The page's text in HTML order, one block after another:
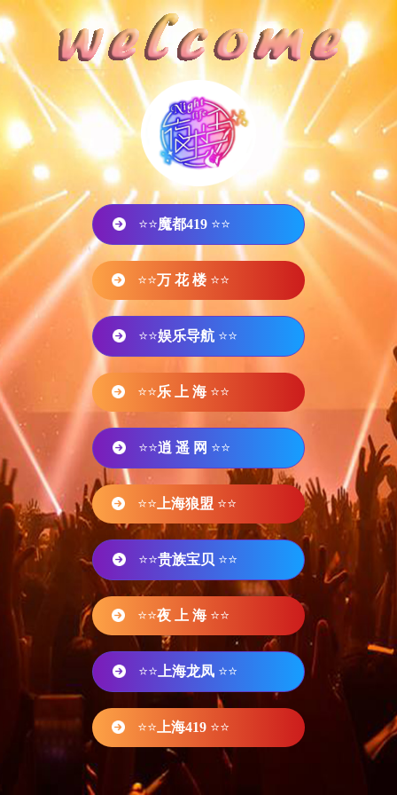
⭐⭐魔都419 ⭐⭐
⭐⭐万 花 楼 ⭐⭐
⭐⭐娱乐导航 ⭐⭐
⭐⭐乐 上 海 ⭐⭐
⭐⭐逍 遥 网 ⭐⭐
⭐⭐ 上海狼盟 ⭐⭐
⭐⭐贵族宝贝 ⭐⭐
⭐⭐夜 上 海 ⭐⭐
⭐⭐ 上海龙凤 ⭐⭐
⭐⭐ 上海419 ⭐⭐